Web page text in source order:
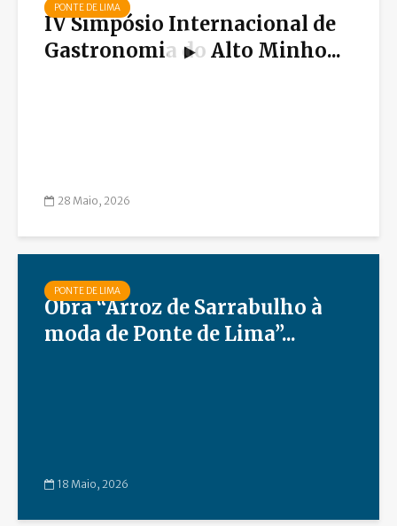
PONTE DE LIMA
IV Simpósio Internacional de
Gastronomia do Alto Minho...
28 Maio, 2026
PONTE DE LIMA
Obra “Arroz de Sarrabulho à
moda de Ponte de Lima”...
18 Maio, 2026